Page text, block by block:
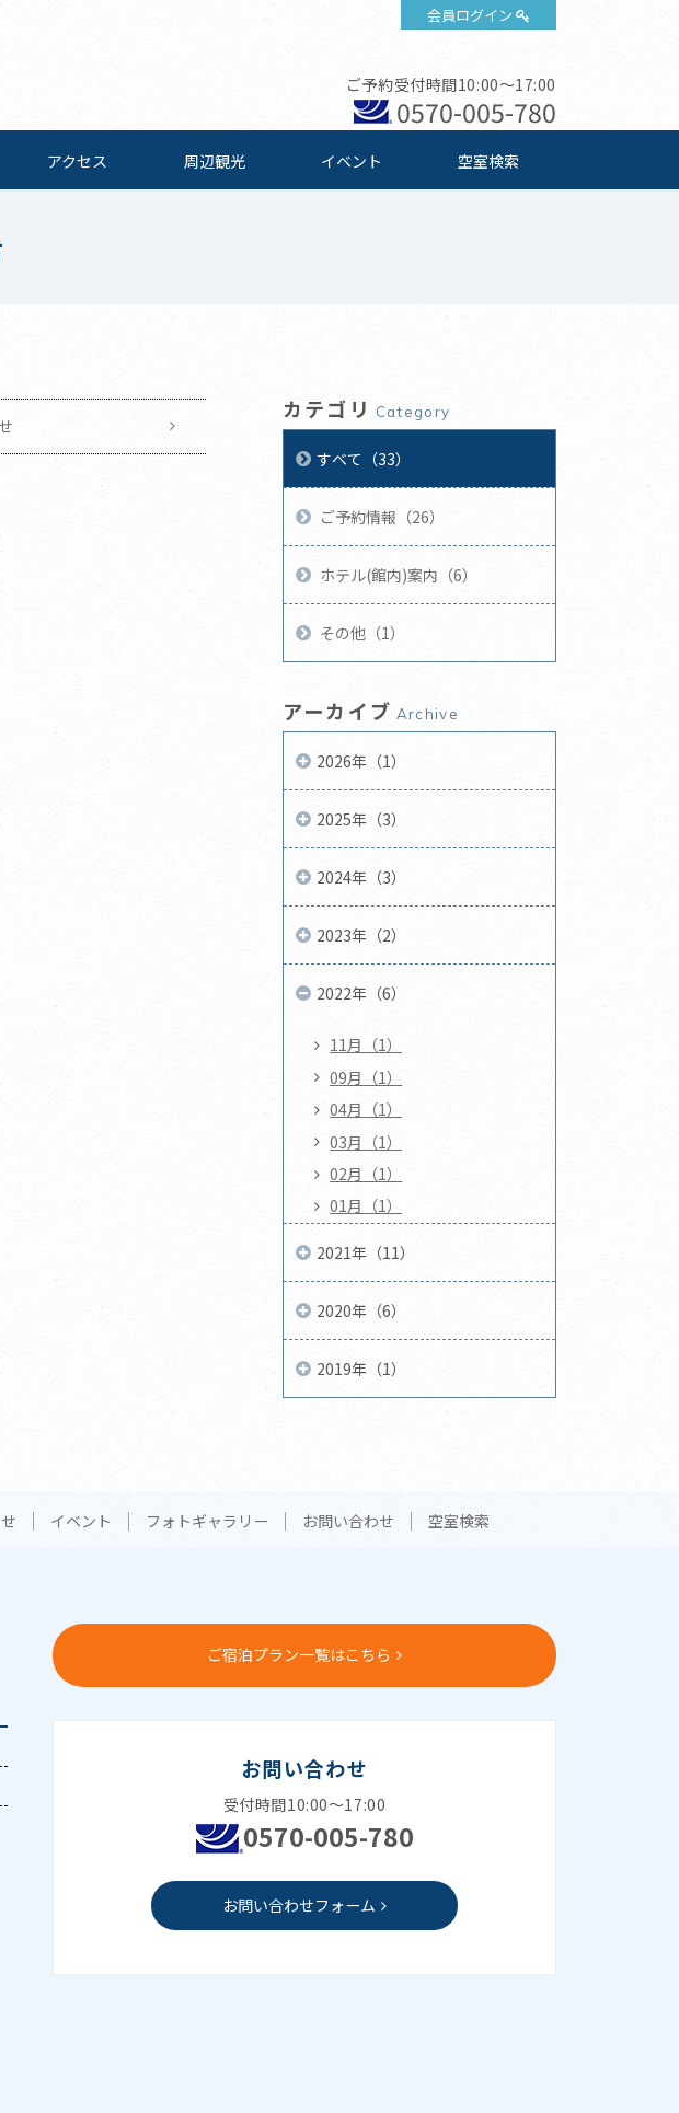
会員ログイン
ご予約受付時間10:00～17:00
0570-005-780
アクセス 周辺観光 イベント 空室検索
カテゴリ Category
すべて（33）
ご予約情報（26）
ホテル(館内)案内（6）
その他（1）
アーカイブ Archive
2026年（1）
2025年（3）
2024年（3）
2023年（2）
2022年（6）
11月（1）
09月（1）
04月（1）
03月（1）
02月（1）
01月（1）
2021年（11）
2020年（6）
2019年（1）
イベント フォトギャラリー お問い合わせ 空室検索
ご宿泊プラン一覧はこちら
お問い合わせ
受付時間10:00～17:00
0570-005-780
お問い合わせフォーム